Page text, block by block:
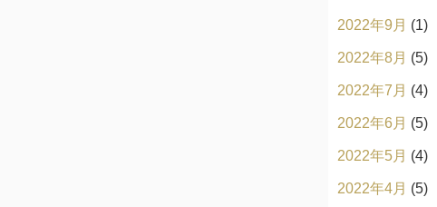
2022年9月 (1)
2022年8月 (5)
2022年7月 (4)
2022年6月 (5)
2022年5月 (4)
2022年4月 (5)